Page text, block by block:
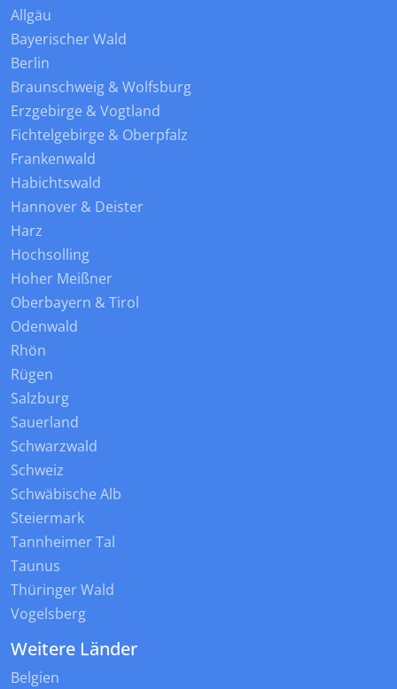
Allgäu
Bayerischer Wald
Berlin
Braunschweig & Wolfsburg
Erzgebirge & Vogtland
Fichtelgebirge & Oberpfalz
Frankenwald
Habichtswald
Hannover & Deister
Harz
Hochsolling
Hoher Meißner
Oberbayern & Tirol
Odenwald
Rhön
Rügen
Salzburg
Sauerland
Schwarzwald
Schweiz
Schwäbische Alb
Steiermark
Tannheimer Tal
Taunus
Thüringer Wald
Vogelsberg
Weitere Länder
Belgien